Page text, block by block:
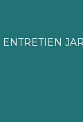
ENTRETIEN